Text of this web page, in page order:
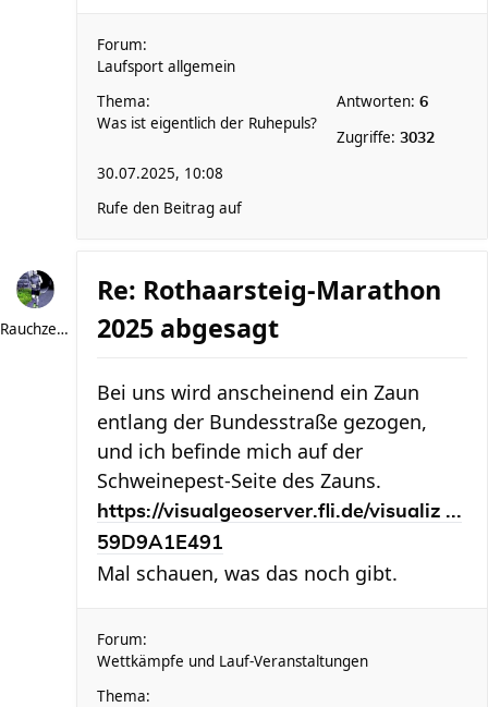
Forum:
Laufsport allgemein
Thema:
Was ist eigentlich der Ruhepuls?
Antworten: 6
Zugriffe: 3032
30.07.2025, 10:08
Rufe den Beitrag auf
Rauchzeichen
Re: Rothaarsteig-Marathon
2025 abgesagt
Bei uns wird anscheinend ein Zaun
entlang der Bundesstraße gezogen,
und ich befinde mich auf der
Schweinepest-Seite des Zauns.
https://visualgeoserver.fli.de/visualiz ...
59D9A1E491
Mal schauen, was das noch gibt.
Forum:
Wettkämpfe und Lauf-Veranstaltungen
Thema: